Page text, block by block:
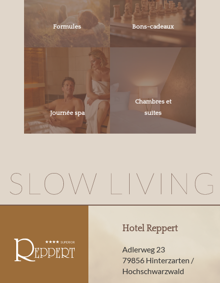
Formules Bons-cadeaux
Journée spa
Chambres et
suites
Hotel Reppert
Adlerweg 23
79856 Hinterzarten /
Hochschwarzwald